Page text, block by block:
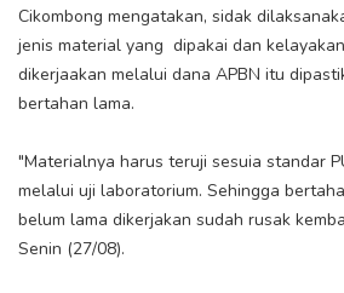
Cikombong mengatakan, sidak
jenis material yang dipakai dan
dikerjaakan melalui dana APBN itu
bertahan lama.
"Materialnya harus teruji sesuia standar
melalui uji laboratorium. Sehingga
belum lama dikerjakan sudah rusak
Senin (27/08).